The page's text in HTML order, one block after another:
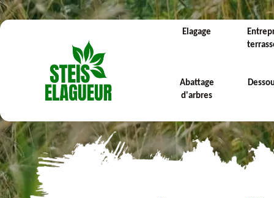
Elagage
Abattage
d'arbres